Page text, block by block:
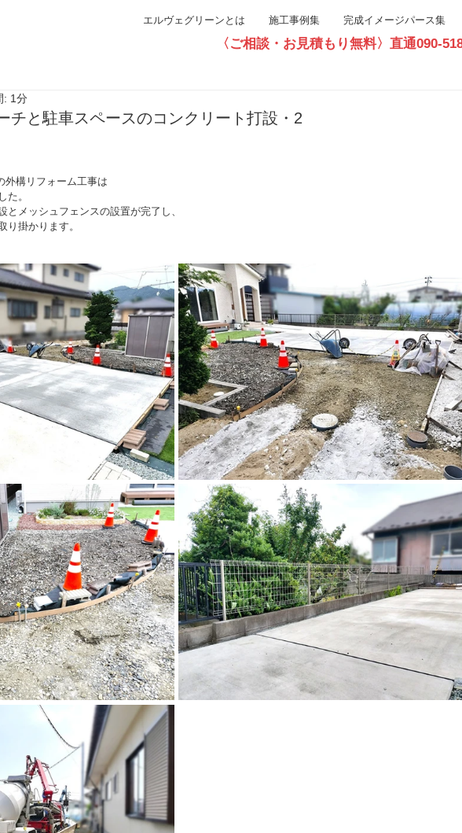
エルヴェグリーンとは 施工事例集 完成イメージパース集
〈ご相談・お見積もり無料〉直通090-
チと駐車スペースのコンクリート打設・2
: 1分
外構リフォーム工事は
た。
とメッシュフェンスの設置が完了し、
り掛かります。